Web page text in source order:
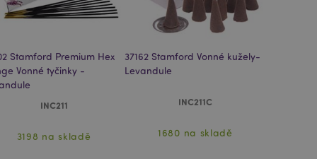
Stamford Premium Hex
Vonné tyčinky -
INC211
3198 na skladě
37162 Stamford Vonné kužely-
Levandule
INC211C
1680 na skladě
ukládání
aby se stránky
o souhlasu se
zprávy. Zpráva se
nakupujícímu.